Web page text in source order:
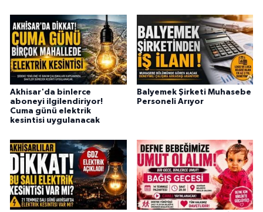
Akhisar'da binlerce
aboneyi ilgilendiriyor!
Cuma günü elektrik
kesintisi uygulanacak
Balyemek Şirketi Muhasebe
Personeli Arıyor